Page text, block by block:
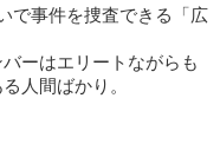
で事件を捜査できる「広
ーはエリートながらも
人間ばかり。